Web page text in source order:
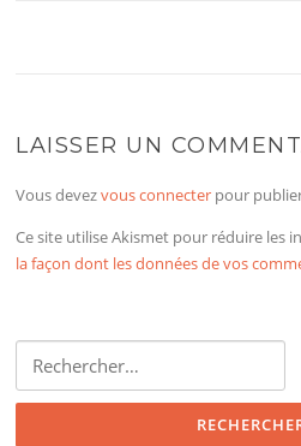
LAISSER UN
Vous devezvous connecter pour
Ce site utilise Akismet pour réduire les
la façon dont les données de vos